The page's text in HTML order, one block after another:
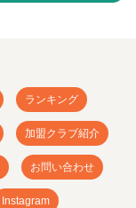
ランキング
加盟クラブ紹介
お問い合わせ
Instagram